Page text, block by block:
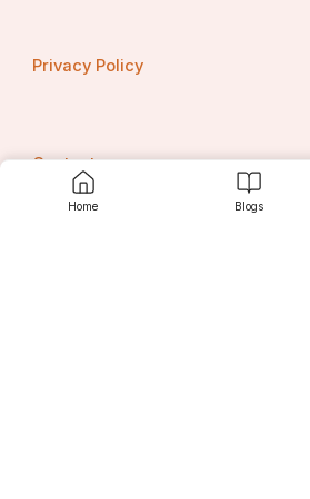
Home Blogs
Privacy Policy
Contact us